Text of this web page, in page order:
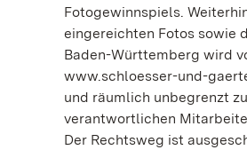
Fotogewinnspiels.
eingereichten Fotos sowie
Baden-Württemberg wird
www.schloesser-und-
und räumlich unbegrenzt
verantwortlichen
Der Rechtsweg ist